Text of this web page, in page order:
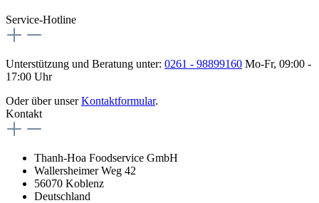
Service-Hotline
Unterstützung und Beratung unter: 0261 - 98899160 Mo-Fr, 09:00 -
17:00 Uhr
Oder über unserKontaktformular.
Kontakt
Thanh-Hoa Foodservice GmbH
Wallersheimer Weg 42
56070 Koblenz
Deutschland